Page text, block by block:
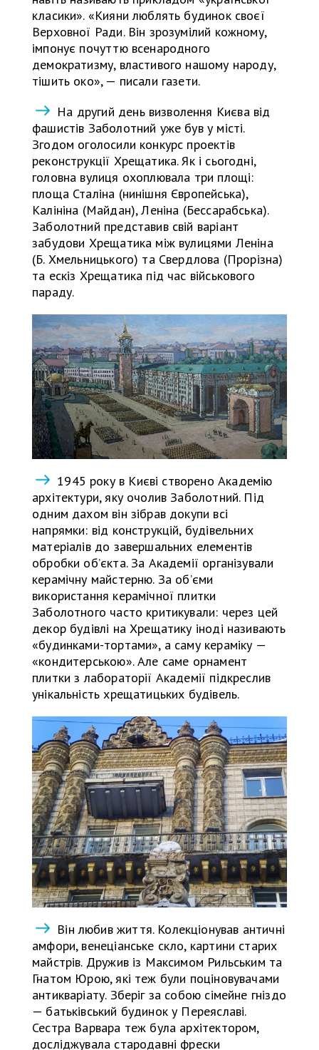
класики». «Кияни люблять будинок своєї
Верховної Ради. Він зрозумілий кожному,
імпонує почуттю всенародного
демократизму, властивого нашому народу,
тішить око», — писали газети.
На другий день визволення Києва від
фашистів Заболотний уже був у місті.
Згодом оголосили конкурс проектів
реконструкції Хрещатика. Як і сьогодні,
головна вулиця охоплювала три площі:
площа Сталіна (нинішня Європейська),
Калініна (Майдан), Леніна (Бессарабська).
Заболотний представив свій варіант
забудови Хрещатика між вулицями Леніна
(Б. Хмельницького) та Свердлова (Прорізна)
та ескіз Хрещатика під час військового
параду.
1945 року в Києві створено Академію
архітектури, яку очолив Заболотний. Під
одним дахом він зібрав докупи всі
напрямки: від конструкцій, будівельних
матеріалів до завершальних елементів
обробки об’єкта. За Академії організували
керамічну майстерню. За об’єми
використання керамічної плитки
Заболотного часто критикували: через цей
декор будівлі на Хрещатику іноді називають
«будинками-тортами», а саму кераміку —
«кондитерською». Але саме орнамент
плитки з лабораторії Академії підкреслив
унікальність хрещатицьких будівель.
Він любив життя. Колекціонував античні
амфори, венеціанське скло, картини старих
майстрів. Дружив із Максимом Рильським та
Гнатом Юрою, які теж були поціновувачами
антикваріату. Зберіг за собою сімейне гніздо
— батьківський будинок у Переяславі.
Сестра Варвара теж була архітектором,
досліджувала стародавні фрески